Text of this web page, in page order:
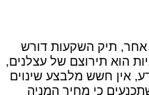
אחר, תיק השקעות דורש
הוא תירוצם של עצלנים,
אין חשש מלבצע שינוים
כי מחיר המניה